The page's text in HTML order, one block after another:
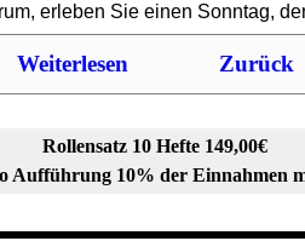
erleben Sie einen Sonntag,
Weiterlesen Zurück
Rollensatz 10 Hefte 149,00€
Aufführung 10% der Einnahmen